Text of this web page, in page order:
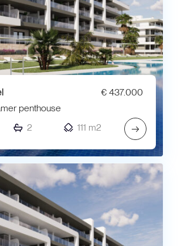
€ 437.000
penthouse
2 111 m2 →